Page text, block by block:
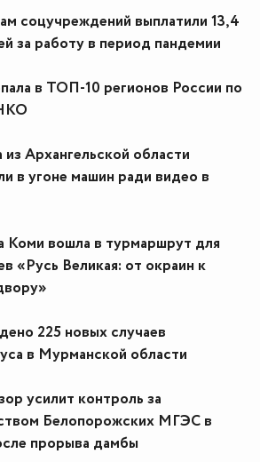
соцучреждений выплатили 13,4
за работу в период пандемии
в ТОП-10 регионов России по
Архангельской области
в угоне машин ради видео в
Коми вошла в турмаршрут для
«Русь Великая: от окраин к
225 новых случаев
в Мурманской области
усилит контроль за
Белопорожских МГЭС в
прорыва дамбы